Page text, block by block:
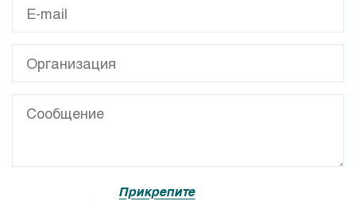
Прикрепите